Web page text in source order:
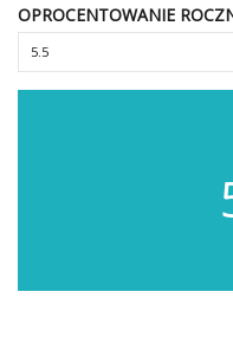
OPROCENTOWANIE